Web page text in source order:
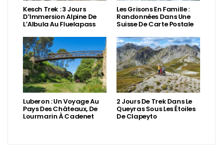
Kesch Trek : 3 Jours
D’Immersion Alpine De
L’Albula Au Fluelapass
Les Grisons En Famille :
Randonnées Dans Une
Suisse De Carte Postale
Luberon : Un Voyage Au
Pays Des Châteaux, De
Lourmarin À Cadenet
2 Jours De Trek Dans Le
Queyras Sous Les Étoiles
De Clapeyto